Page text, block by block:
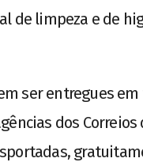
de limpeza e de
ser entregues em
dos Correios